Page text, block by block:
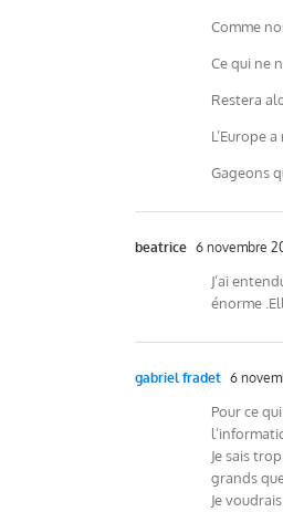
Comme
Ce qui ne
Restera
L’Europe
Gageons
beatrice 6 novembre
J’ai
énorme
gabriel fradet 6
Pour ce
Je sais
grands
Je